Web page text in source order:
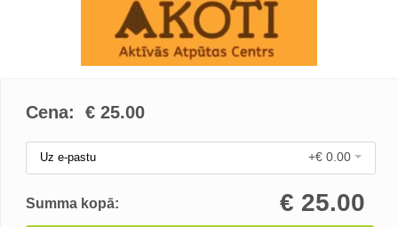
Cena: € 25.00
Uz e-pastu +€ 0.00
Summa kopā: € 25.00